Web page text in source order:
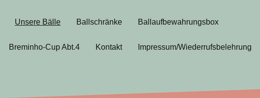
Unsere Bälle Ballschränke Ballaufbewahrungsbox
Breminho-Cup Abt.4 Kontakt Impressum/Wiederrufsbelehrung